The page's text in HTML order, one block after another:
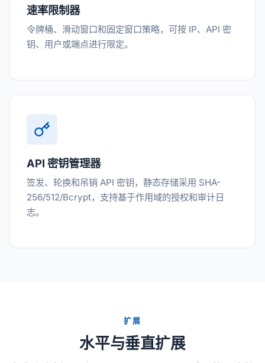
速率限制器
令牌桶、滑动窗口和固定窗口策略，可按 IP、API 密
钥、用户或端点进行限定。
API 密钥管理器
签发、轮换和吊销 API 密钥，静态存储采用 SHA-
256/512/Bcrypt，支持基于作用域的授权和审计日
志。
扩展
水平与垂直扩展